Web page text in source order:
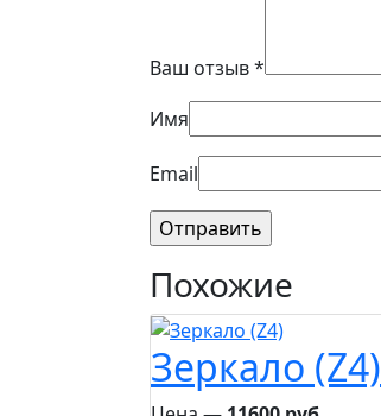
Ваш отзыв*
Имя
Email
Похожие
Зеркало (Z4)